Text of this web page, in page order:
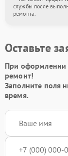
службы после
ремонта.
Оставьте
При оформлении
ремонт!
Заполните поля
время.